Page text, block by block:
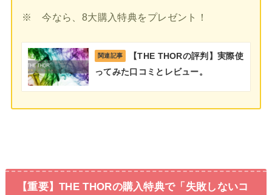
※ 今なら、8大購入特典をプレゼント！
関連記事
【THE THORの評判】実際使
ってみた口コミとレビュー。
【重要】THE THORの購入特典で「失敗しないコ